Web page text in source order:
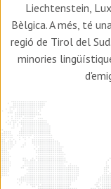
Liechtenstein,
Bèlgica. A més, té
regió de Tirol del
minories